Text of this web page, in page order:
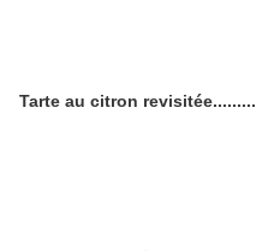
Tarte au citron revisitée.........